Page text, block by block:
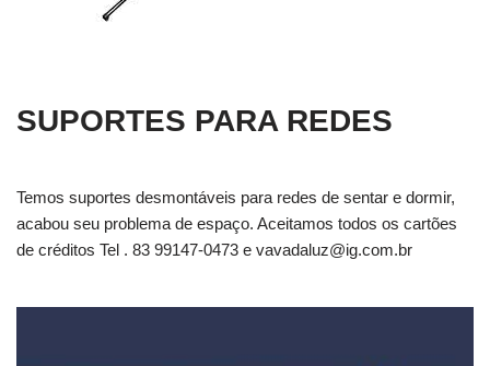
SUPORTES PARA REDES
Temos suportes desmontáveis para redes de sentar e dormir,
acabou seu problema de espaço. Aceitamos todos os cartões
de créditos Tel . 83 99147-0473 e vavadaluz@ig.com.br